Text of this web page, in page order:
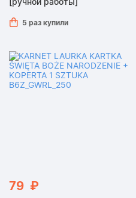
5 раз купили
79 ₽